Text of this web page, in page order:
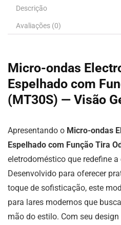
Descrição
Avaliações (0)
Micro-ondas
Espelhado com
(MT30S) — Visão
Apresentando o Micro-ondas
Espelhado com Função Tira
eletrodoméstico que redefine
Desenvolvido para oferecer
toque de sofisticação, este
para lares modernos que
mão do estilo. Com seu